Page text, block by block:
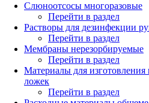
Слюноотсосы многоразовые
Перейти в раздел
Растворы для дезинфекции
Перейти в раздел
Мембраны нерезорбируемые
Перейти в раздел
Материалы для
ложек
Перейти в раздел